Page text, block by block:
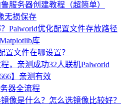
服务器创建教程（超简单）
无损保存
Palworld优化配置文件存放路径
库
置文件在哪设置？
，亲测成功32人联机Palworld
】亲测有效
器全流程
像是什么？怎么选镜像比较好？